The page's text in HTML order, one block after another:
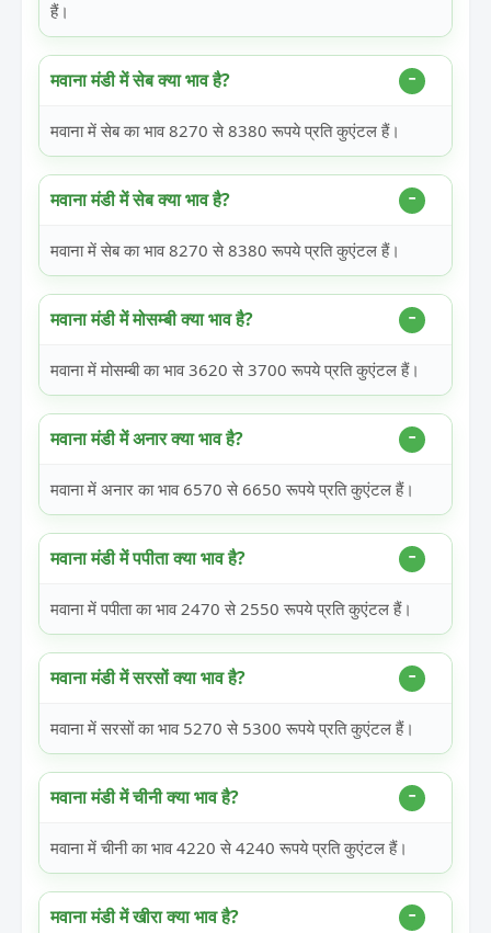
हैं।
मवाना मंडी में सेब क्या भाव है?
मवाना में सेब का भाव 8270 से 8380 रूपये प्रति कुएंटल हैं।
मवाना मंडी में सेब क्या भाव है?
मवाना में सेब का भाव 8270 से 8380 रूपये प्रति कुएंटल हैं।
मवाना मंडी में मोसम्बी क्या भाव है?
मवाना में मोसम्बी का भाव 3620 से 3700 रूपये प्रति कुएंटल हैं।
मवाना मंडी में अनार क्या भाव है?
मवाना में अनार का भाव 6570 से 6650 रूपये प्रति कुएंटल हैं।
मवाना मंडी में पपीता क्या भाव है?
मवाना में पपीता का भाव 2470 से 2550 रूपये प्रति कुएंटल हैं।
मवाना मंडी में सरसों क्या भाव है?
मवाना में सरसों का भाव 5270 से 5300 रूपये प्रति कुएंटल हैं।
मवाना मंडी में चीनी क्या भाव है?
मवाना में चीनी का भाव 4220 से 4240 रूपये प्रति कुएंटल हैं।
मवाना मंडी में खीरा क्या भाव है?